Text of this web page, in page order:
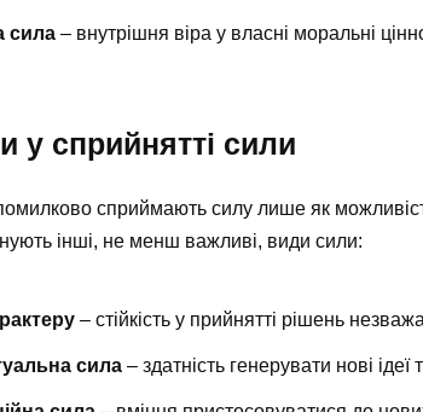
сила – внутрішня віра у власні моральні
у сприйнятті сили
сприймають силу лише як
інші, не менш важливі, види сили:
– стійкість у прийнятті рішень
сила – здатність генерувати нові